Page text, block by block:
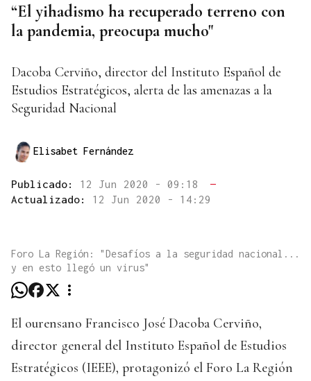
“El yihadismo ha recuperado terreno con
la pandemia, preocupa mucho"
Dacoba Cerviño, director del Instituto Español de
Estudios Estratégicos, alerta de las amenazas a la
Seguridad Nacional
Elisabet Fernández
Publicado: 12 Jun 2020 - 09:18
—
Actualizado: 12 Jun 2020 - 14:29
Foro La Región: "Desafíos a la seguridad nacional...
y en esto llegó un virus"
El ourensano Francisco José Dacoba Cerviño,
director general del Instituto Español de Estudios
Estratégicos (IEEE), protagonizó el Foro La Región